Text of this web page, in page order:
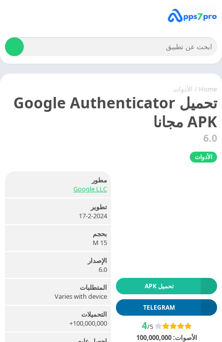
Home
/ الأدوات
تحميل Google Authenticator
APK مجانا
6.0
الأدوات
تحميل APK
TELEGRAM
4/5
الأصوات:100,000,000
مطور
Google LLC
تطوير
17-2-2024
بحجم
15 M
الإصدار
6.0
المتطلبات
Varies with device
التحميلات
100,000,000+